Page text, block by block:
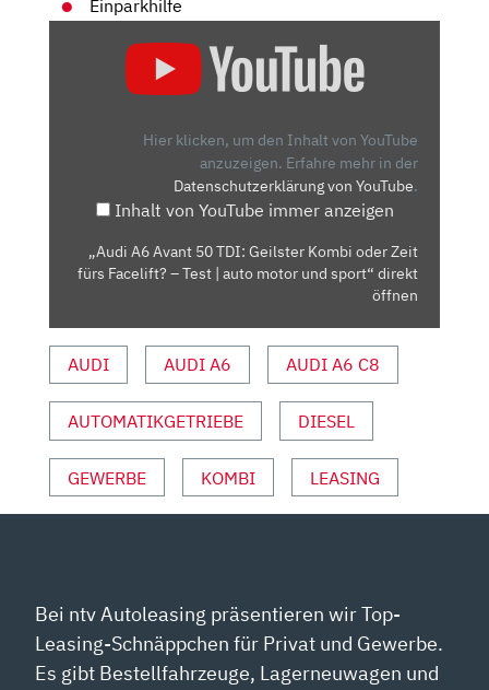
Einparkhilfe
FÜRS
TEST
AUTO
MOTOR
SPORT“
VON
Hier klicken, um den Inhalt von YouTube
anzuzeigen. Erfahre mehr in der
Datenschutzerklärung von YouTube.
Inhalt von YouTube immer anzeigen
„Audi A6 Avant 50 TDI: Geilster Kombi oder Zeit
fürs Facelift? – Test | auto motor und sport“ direkt
öffnen
AUDI AUDI A6 AUDI A6 C8
AUTOMATIKGETRIEBE DIESEL
GEWERBE KOMBI LEASING
Bei ntv Autoleasing präsentieren wir Top-
Leasing-Schnäppchen für Privat und Gewerbe.
Es gibt Bestellfahrzeuge, Lagerneuwagen und